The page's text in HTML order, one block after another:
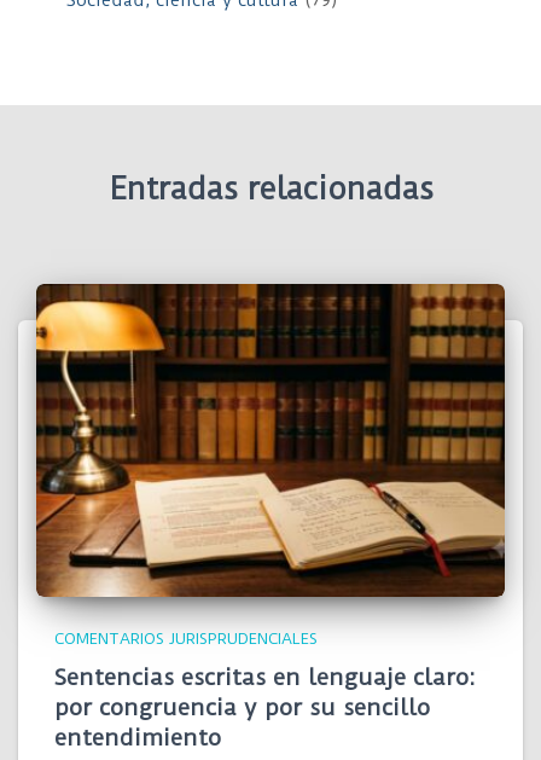
Entradas relacionadas
COMENTARIOS JURISPRUDENCIALES
Sentencias escritas en lenguaje claro:
por congruencia y por su sencillo
entendimiento